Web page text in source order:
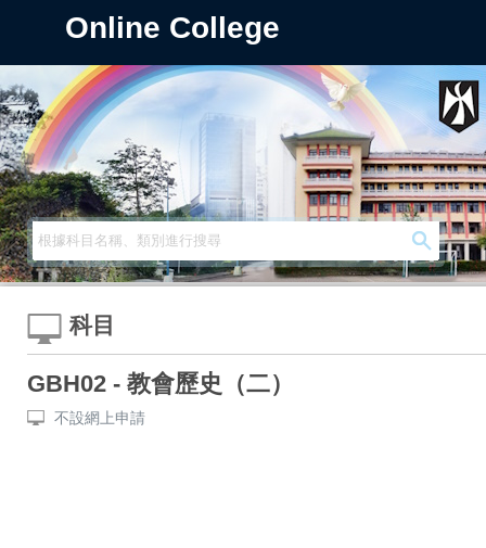
Online College
科目
GBH02 - 教會歷史（二）
不設網上申請